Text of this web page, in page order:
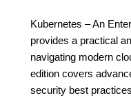
Kubernetes – An
provides a practical
navigating modern
edition covers
security best